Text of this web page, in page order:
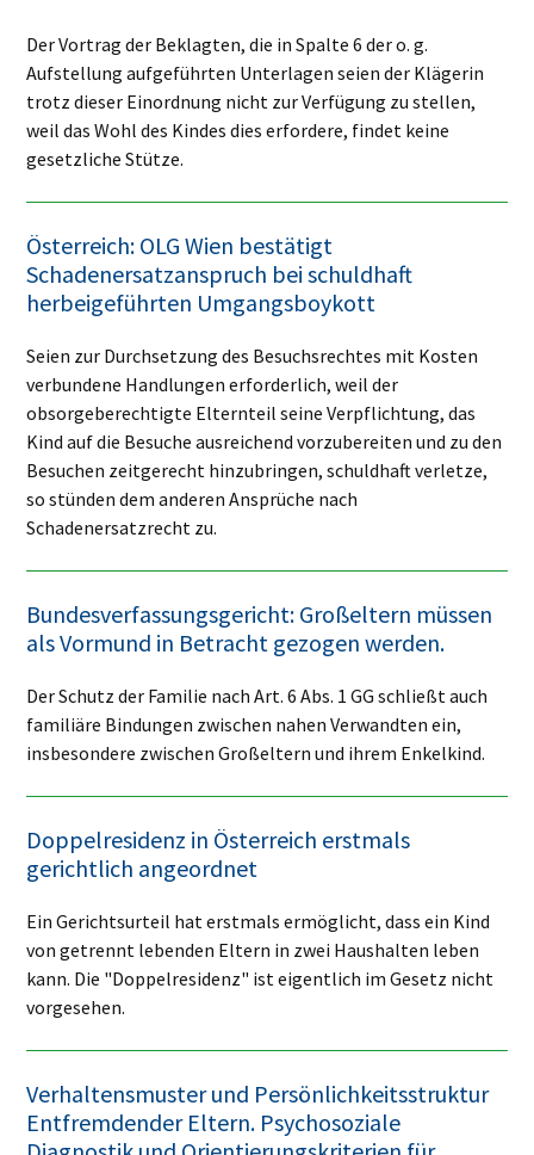
Der Vortrag der Beklagten, die in Spalte 6 der o. g.
Aufstellung aufgeführten Unterlagen seien der Klägerin
trotz dieser Einordnung nicht zur Verfügung zu stellen,
weil das Wohl des Kindes dies erfordere, findet keine
gesetzliche Stütze.
Österreich: OLG Wien bestätigt
Schadenersatzanspruch bei schuldhaft
herbeigeführten Umgangsboykott
Seien zur Durchsetzung des Besuchsrechtes mit Kosten
verbundene Handlungen erforderlich, weil der
obsorgeberechtigte Elternteil seine Verpflichtung, das
Kind auf die Besuche ausreichend vorzubereiten und zu den
Besuchen zeitgerecht hinzubringen, schuldhaft verletze,
so stünden dem anderen Ansprüche nach
Schadenersatzrecht zu.
Bundesverfassungsgericht: Großeltern müssen
als Vormund in Betracht gezogen werden.
Der Schutz der Familie nach Art. 6 Abs. 1 GG schließt auch
familiäre Bindungen zwischen nahen Verwandten ein,
insbesondere zwischen Großeltern und ihrem Enkelkind.
Doppelresidenz in Österreich erstmals
gerichtlich angeordnet
Ein Gerichtsurteil hat erstmals ermöglicht, dass ein Kind
von getrennt lebenden Eltern in zwei Haushalten leben
kann. Die "Doppelresidenz" ist eigentlich im Gesetz nicht
vorgesehen.
Verhaltensmuster und Persönlichkeitsstruktur
Entfremdender Eltern. Psychosoziale